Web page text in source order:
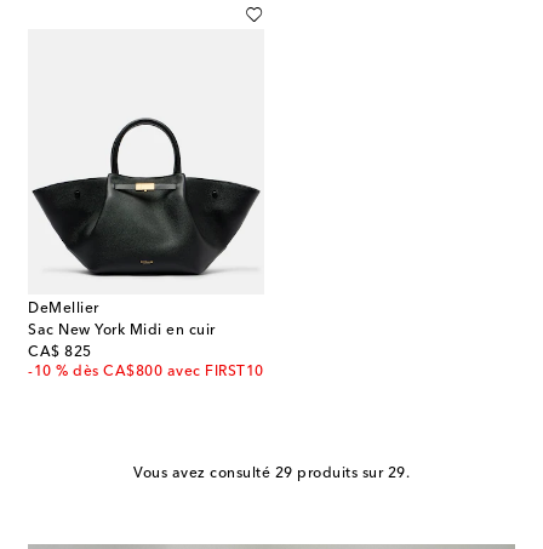
DeMellier
Sac New York Midi en cuir
CA$ 825
original price
-10 % dès CA$800 avec FIRST10
Vous avez consulté 29 produits sur 29.